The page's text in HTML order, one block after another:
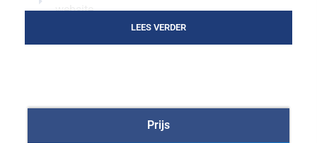
Prijs
website
LEES VERDER